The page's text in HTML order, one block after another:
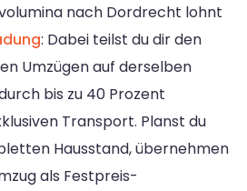
nach Dordrecht lohnt
: Dabei teilst du dir den
Umzügen auf derselben
bis zu 40 Prozent
Transport. Planst du
Hausstand, übernehmen
als Festpreis-